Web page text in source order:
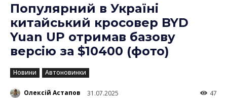
Популярний в Україні
китайський кросовер BYD
Yuan UP отримав базову
версію за $10400 (фото)
Новини Автоновинки
Олексій Астапов 31.07.2025 47